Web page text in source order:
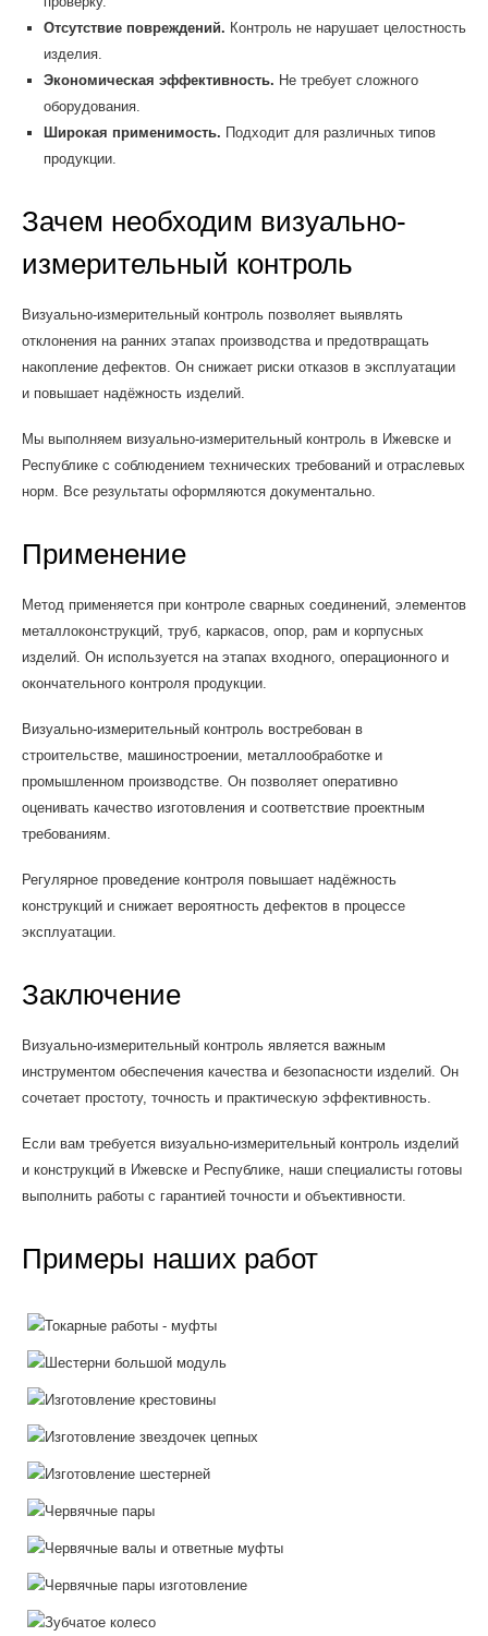
Отсутствие повреждений. Контроль не нарушает целостность
изделия.
Экономическая эффективность. Не требует сложного
оборудования.
Широкая применимость. Подходит для различных типов
продукции.
Зачем необходим визуально-
измерительный контроль
Визуально-измерительный контроль позволяет выявлять
отклонения на ранних этапах производства и предотвращать
накопление дефектов. Он снижает риски отказов в эксплуатации
и повышает надёжность изделий.
Мы выполняем визуально-измерительный контроль в Ижевске и
Республике с соблюдением технических требований и отраслевых
норм. Все результаты оформляются документально.
Применение
Метод применяется при контроле сварных соединений, элементов
металлоконструкций, труб, каркасов, опор, рам и корпусных
изделий. Он используется на этапах входного, операционного и
окончательного контроля продукции.
Визуально-измерительный контроль востребован в
строительстве, машиностроении, металлообработке и
промышленном производстве. Он позволяет оперативно
оценивать качество изготовления и соответствие проектным
требованиям.
Регулярное проведение контроля повышает надёжность
конструкций и снижает вероятность дефектов в процессе
эксплуатации.
Заключение
Визуально-измерительный контроль является важным
инструментом обеспечения качества и безопасности изделий. Он
сочетает простоту, точность и практическую эффективность.
Если вам требуется визуально-измерительный контроль изделий
и конструкций в Ижевске и Республике, наши специалисты готовы
выполнить работы с гарантией точности и объективности.
Примеры наших работ